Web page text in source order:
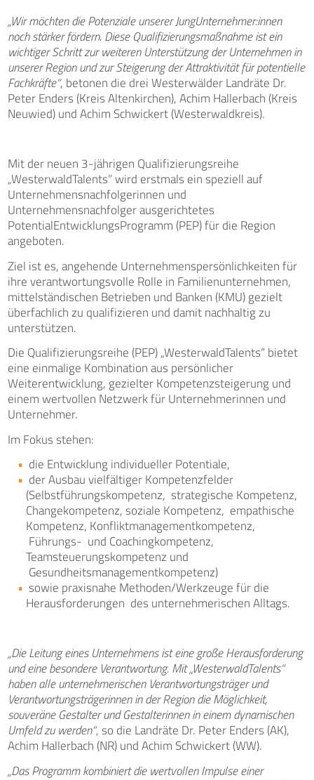
„Wir möchten die Potenziale unserer JungUnternehmer:innen
noch stärker fördern. Diese Qualifizierungsmaßnahme ist ein
wichtiger Schritt zur weiteren Unterstützung der Unternehmen in
unserer Region und zur Steigerung der Attraktivität für potentielle
Fachkräfte“, betonen die drei Westerwälder Landräte Dr.
Peter Enders (Kreis Altenkirchen), Achim Hallerbach (Kreis
Neuwied) und Achim Schwickert (Westerwaldkreis).
Mit der neuen 3-jährigen Qualifizierungsreihe
„WesterwaldTalents“ wird erstmals ein speziell auf
Unternehmensnachfolgerinnen und
Unternehmensnachfolger ausgerichtetes
PotentialEntwicklungsProgramm (PEP) für die Region
angeboten.
Ziel ist es, angehende Unternehmenspersönlichkeiten für
ihre verantwortungsvolle Rolle in Familienunternehmen,
mittelständischen Betrieben und Banken (KMU) gezielt
überfachlich zu qualifizieren und damit nachhaltig zu
unterstützen.
Die Qualifizierungsreihe (PEP) „WesterwaldTalents“ bietet
eine einmalige Kombination aus persönlicher
Weiterentwicklung, gezielter Kompetenzsteigerung und
einem wertvollen Netzwerk für Unternehmerinnen und
Unternehmer.
Im Fokus stehen:
die Entwicklung individueller Potentiale,
der Ausbau vielfältiger Kompetenzfelder
(Selbstführungskompetenz, strategische Kompetenz,
Changekompetenz, soziale Kompetenz, empathische
Kompetenz, Konfliktmanagementkompetenz,
Führungs- und Coachingkompetenz,
Teamsteuerungskompetenz und
Gesundheitsmanagementkompetenz)
sowie praxisnahe Methoden/Werkzeuge für die
Herausforderungen des unternehmerischen Alltags.
„Die Leitung eines Unternehmens ist eine große Herausforderung
und eine besondere Verantwortung. Mit „WesterwaldTalents“
haben alle unternehmerischen Verantwortungsträger und
Verantwortungsträgerinnen in der Region die Möglichkeit,
souveräne Gestalter und Gestalterinnen in einem dynamischen
Umfeld zu werden“, so die Landräte Dr. Peter Enders (AK),
Achim Hallerbach (NR) und Achim Schwickert (WW).
„Das Programm kombiniert die wertvollen Impulse einer